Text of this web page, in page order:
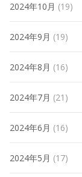
2024年10月 (19)
2024年9月 (19)
2024年8月 (16)
2024年7月 (21)
2024年6月 (16)
2024年5月 (17)